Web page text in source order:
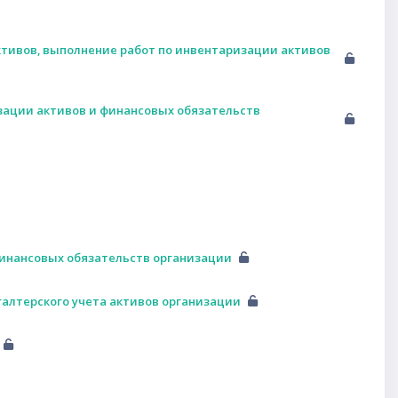
выполнение работ по инвентаризации активов
активов и финансовых обязательств
обязательств организации
учета активов организации